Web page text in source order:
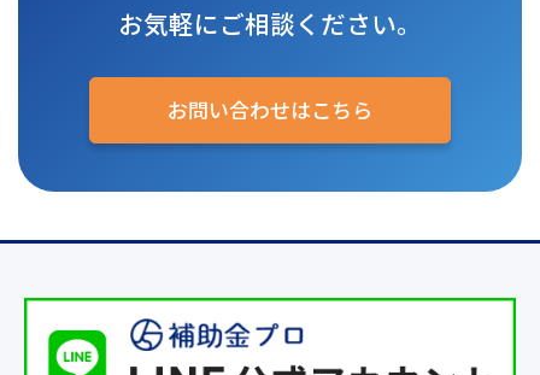
お気軽にご相談ください。
お問い合わせはこちら